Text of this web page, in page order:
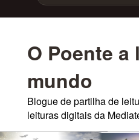
O Poente a
mundo
Blogue de partilha de
leituras digitais da